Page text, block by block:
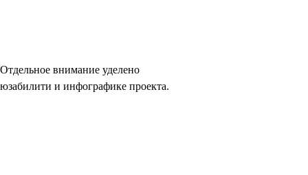
Отдельное внимание уделено
юзабилити и инфографике проекта.